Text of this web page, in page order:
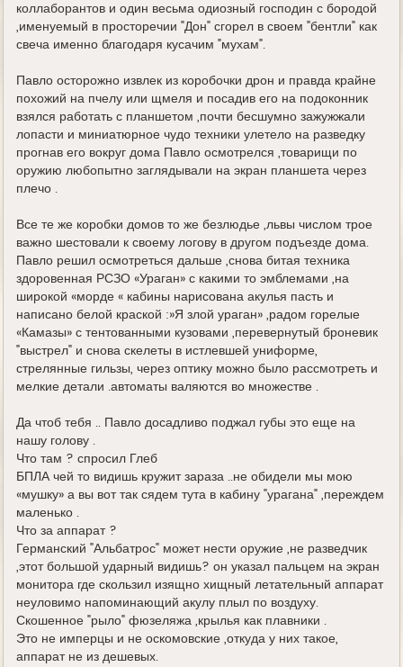
коллаборантов и один весьма одиозный господин с бородой
,именуемый в просторечии "Дон" сгорел в своем "бентли" как
свеча именно благодаря кусачим "мухам".
Павло осторожно извлек из коробочки дрон и правда крайне
похожий на пчелу или щмеля и посадив его на подоконник
взялся работать с планшетом ,почти бесшумно зажужжали
лопасти и миниатюрное чудо техники улетело на разведку
прогнав его вокруг дома Павло осмотрелся ,товарищи по
оружию любопытно заглядывали на экран планшета через
плечо .
Все те же коробки домов то же безлюдье ,львы числом трое
важно шестовали к своему логову в другом подъезде дома.
Павло решил осмотреться дальше ,снова битая техника
здоровенная РСЗО «Ураган» с какими то эмблемами ,на
широкой «морде « кабины нарисована акулья пасть и
написано белой краской :»Я злой ураган» ,радом горелые
«Камазы» с тентованными кузовами ,перевернутый броневик
"выстрел" и снова скелеты в истлевшей униформе,
стрелянные гильзы, через оптику можно было рассмотреть и
мелкие детали .автоматы валяются во множестве .
Да чтоб тебя .. Павло досадливо поджал губы это еще на
нашу голову .
Что там ? спросил Глеб
БПЛА чей то видишь кружит зараза ..не обидели мы мою
«мушку» а вы вот так сядем тута в кабину "урагана" ,переждем
маленько .
Что за аппарат ?
Германский "Альбатрос" может нести оружие ,не разведчик
,этот большой ударный видишь? он указал пальцем на экран
монитора где скользил изящно хищный летательный аппарат
неуловимо напоминающий акулу плыл по воздуху.
Скошенное "рыло" фюзеляжа ,крылья как плавники .
Это не имперцы и не оскомовские ,откуда у них такое,
аппарат не из дешевых.